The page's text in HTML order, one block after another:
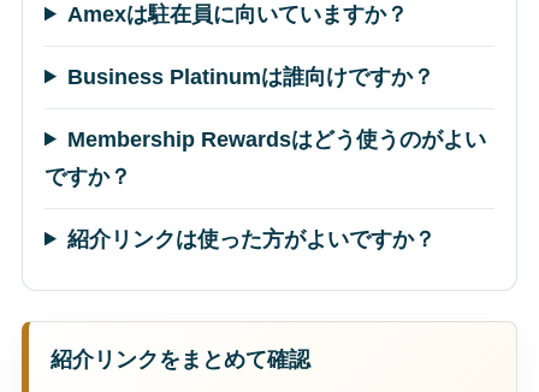
Amexは駐在員に向いていますか？
Business Platinumは誰向けですか？
Membership Rewardsはどう使うのがよい
ですか？
紹介リンクは使った方がよいですか？
紹介リンクをまとめて確認